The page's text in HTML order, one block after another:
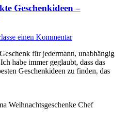
Geschenkideen –
einen Kommentar
für jedermann, unabhängig
habe immer geglaubt, dass das
Geschenkideen zu finden, das
Weihnachtsgeschenke Chef